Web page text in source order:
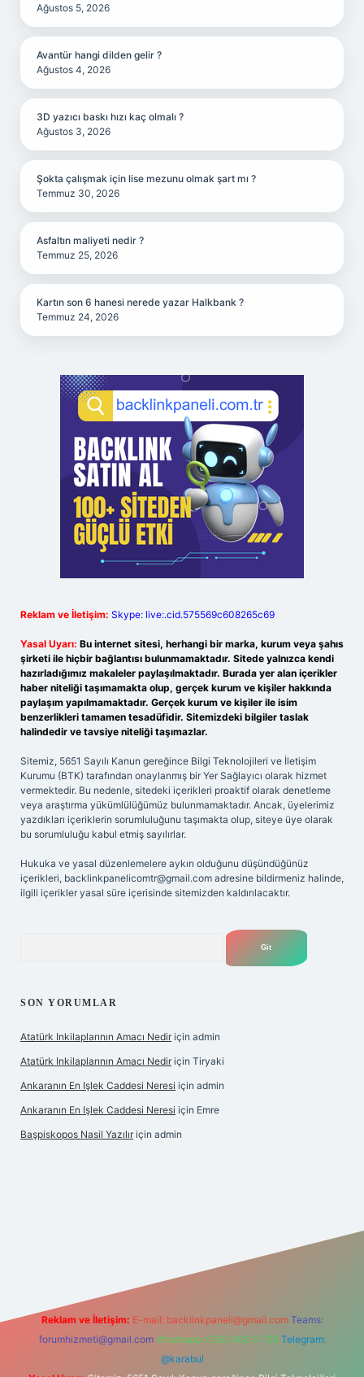
Ağustos 5, 2026
Avantür hangi dilden gelir ?
Ağustos 4, 2026
3D yazıcı baskı hızı kaç olmalı ?
Ağustos 3, 2026
Şokta çalışmak için lise mezunu olmak şart mı ?
Temmuz 30, 2026
Asfaltın maliyeti nedir ?
Temmuz 25, 2026
Kartın son 6 hanesi nerede yazar Halkbank ?
Temmuz 24, 2026
Reklam ve İletişim: Skype: live:.cid.575569c608265c69
Yasal Uyarı: Bu internet sitesi, herhangi bir marka, kurum veya şahıs
şirketi ile hiçbir bağlantısı bulunmamaktadır. Sitede yalnızca kendi
hazırladığımız makaleler paylaşılmaktadır. Burada yer alan içerikler
haber niteliği taşımamakta olup, gerçek kurum ve kişiler hakkında
paylaşım yapılmamaktadır. Gerçek kurum ve kişiler ile isim
benzerlikleri tamamen tesadüfidir. Sitemizdeki bilgiler taslak
halindedir ve tavsiye niteliği taşımazlar.
Sitemiz, 5651 Sayılı Kanun gereğince Bilgi Teknolojileri ve İletişim
Kurumu (BTK) tarafından onaylanmış bir Yer Sağlayıcı olarak hizmet
vermektedir. Bu nedenle, sitedeki içerikleri proaktif olarak denetleme
veya araştırma yükümlülüğümüz bulunmamaktadır. Ancak, üyelerimiz
yazdıkları içeriklerin sorumluluğunu taşımakta olup, siteye üye olarak
bu sorumluluğu kabul etmiş sayılırlar.
Hukuka ve yasal düzenlemelere aykırı olduğunu düşündüğünüz
içerikleri, backlinkpanelicomtr@gmail.com adresine bildirmeniz halinde,
ilgili içerikler yasal süre içerisinde sitemizden kaldırılacaktır.
SON YORUMLAR
Atatürk Inkilaplarının Amacı Nedir için admin
Atatürk Inkilaplarının Amacı Nedir için Tiryaki
Ankaranın En Işlek Caddesi Neresi için admin
Ankaranın En Işlek Caddesi Neresi için Emre
Başpiskopos Nasil Yazılır için admin
Reklam ve İletişim: E-mail: backlinkpaneli@gmail.com Teams:
forumhizmeti@gmail.com Whatsapp: 0262 606 0 726 Telegram:
@karabul